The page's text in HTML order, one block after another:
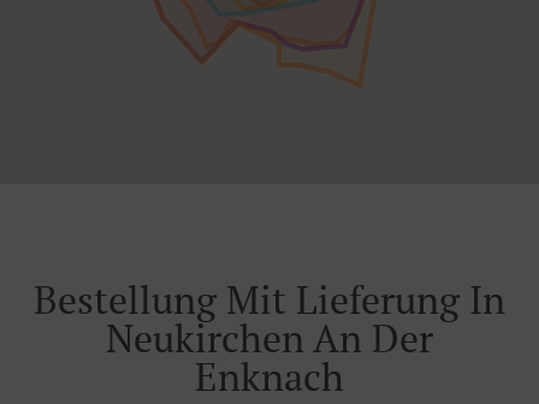
Bestellung Mit Lieferung In
Neukirchen An Der
Enknach